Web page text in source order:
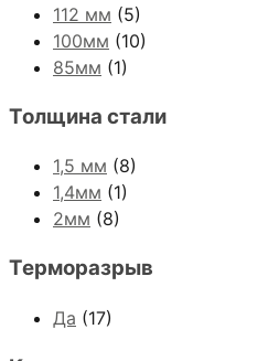
112 мм (5)
100мм (10)
85мм (1)
Толщина стали
1,5 мм (8)
1,4мм (1)
2мм (8)
Терморазрыв
Да (17)